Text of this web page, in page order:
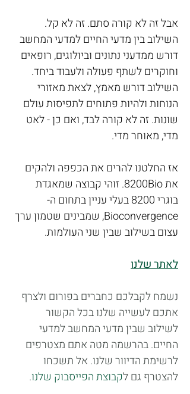
אבל זה לא קורה סתם. זה לא קל.
השילוב בין מדעי החיים למדעי המחשב
דורש ממדעני נתונים וביולוגים, רופאים
וחוקרים לשתף פעולה ולעבוד ביחד.
השילוב דורש מאמץ, לצאת מאזורי
הנוחות ולהיות פתוחים לתפיסות עולם
שונות. זה לא קורה לבד, ואם כן - לאט
מדי, מאוחר מדי.
אז החלטנו להרים את הכפפה ולהקים
את 8200Bio. זוהי קבוצה שמאגדת
בוגרי 8200 בעלי עניין בתחום ה-
Bioconvergence, שמבינים שטמון ערך
עצום בשילוב שבין שני העולמות.
לאתר שלנו
נשמח לקבלכם כחברים בפורום ולצרף
אתכם לעשייה שלנו בכל הקשור
לשילוב שבין מדעי המחשב למדעי
החיים. בהרשמה מטה אתם מצטרפים
לרשימת הדיוור שלנו. אל תשכחו
להצטרף גם לקבוצת הפייסבוק שלנו.